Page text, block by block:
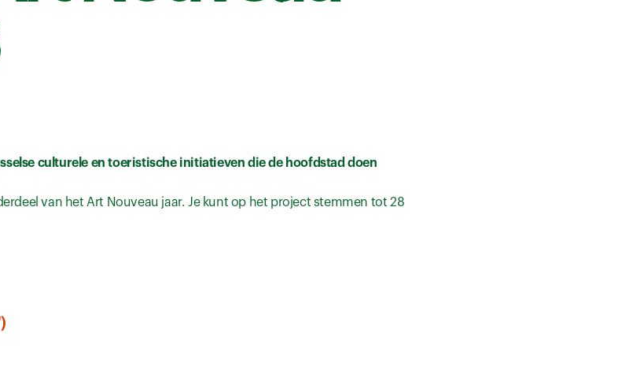
culturele en toeristische initiatieven die de hoofdstad doen
van het Art Nouveau jaar. Je kunt op het project stemmen tot 28